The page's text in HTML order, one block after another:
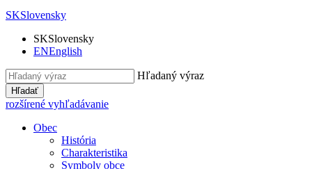
SKSlovensky
SKSlovensky
ENEnglish
Hľadaný výraz
Hľadať
rozšírené vyhľadávanie
Obec
História
Charakteristika
Symboly obce